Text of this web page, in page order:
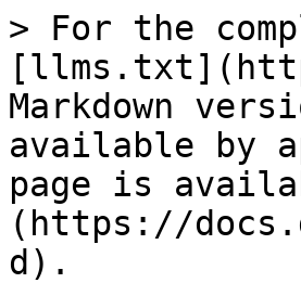
> For the
Markdown
available by
page is
(https://
d).